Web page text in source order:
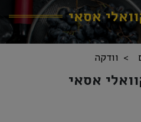
אסאי
וודקה
אסאי